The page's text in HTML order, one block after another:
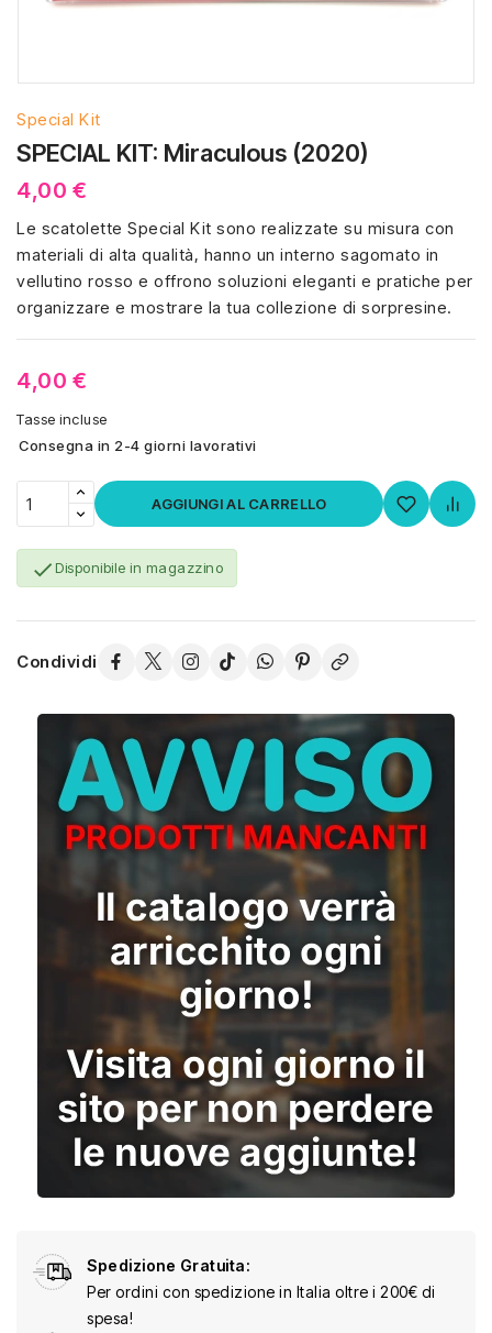
Special Kit
SPECIAL KIT: Miraculous (2020)
4,00 €
Le scatolette Special Kit sono realizzate su misura con
materiali di alta qualità, hanno un interno sagomato in
vellutino rosso e offrono soluzioni eleganti e pratiche per
organizzare e mostrare la tua collezione di sorpresine.
4,00 €
Tasse incluse
Consegna in 2-4 giorni lavorativi
AGGIUNGI AL CARRELLO
Disponibile in magazzino
Condividi
Spedizione Gratuita:
Per ordini con spedizione in Italia oltre i 200€ di
spesa!